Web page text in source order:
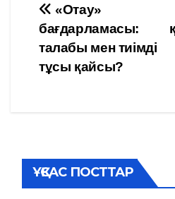
Навигация
по
записям
«Отау»
бағдарламасы:
талабы мен тиімді
тұсы қайсы?
ҰҚСАС ПОСТТАР